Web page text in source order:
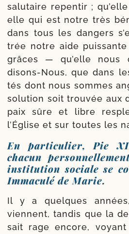
salu­taire repen­tir ;
elle qui est notre très
dans tous les dan­gers
trée notre aide
grâces — qu’elle nous
disons-​Nous, que dans
tés dont nous sommes
solu­tion soit trou­vée aux
paix sûre et libre
l’Église et sur toutes les
En particulier, Pie
chacun
institution sociale se
Immaculé de Marie.
Il y a quelques
viennent, tan­dis que la
sait rage encore,